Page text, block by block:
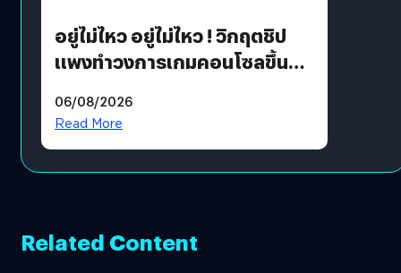
อยู่ไม่ไหว อยู่ไม่ไหว ! วิกฤตชิป
แพงทำวงการเกมคอนโซลขึ้น
?
06/08/2026
Read More
Related Content